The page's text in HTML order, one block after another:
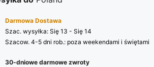
Darmowa Dostawa
Szac. wysyłka: Się 13 - Się 14
Szacow. 4-5 dni rob.: poza weekendami i świętami
30-dniowe darmowe zwroty